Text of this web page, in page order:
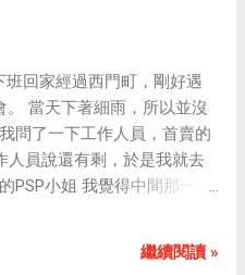
班回家經過西門町，剛好遇
。 當天下著細雨，所以並沒
問了一下工作人員，首賣的
人員說還有剩，於是我就去
PSP小姐 我覺得中間那一位
百台有贈送PSP限量公仔，
繼續閱讀 »